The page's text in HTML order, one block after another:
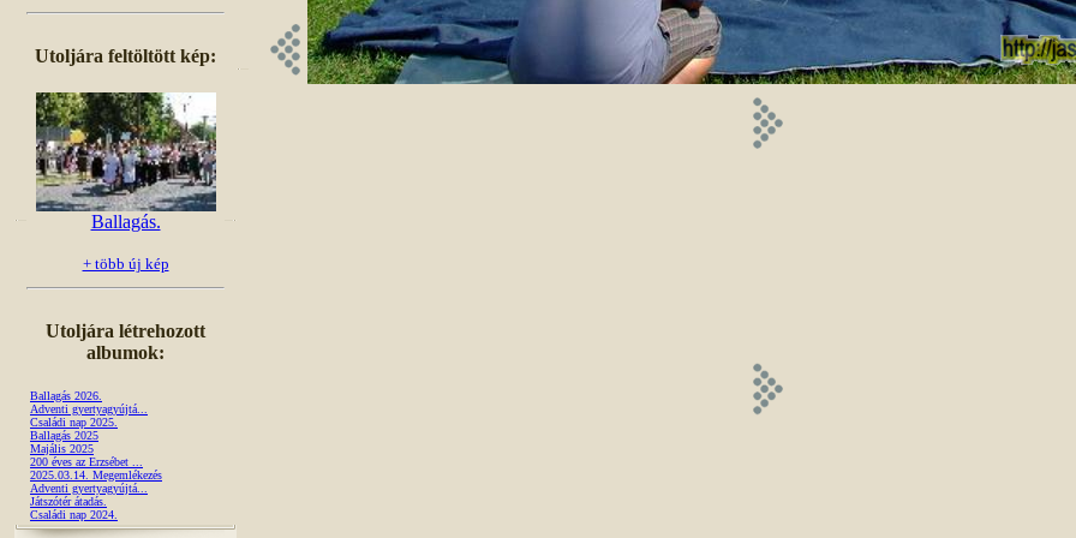
Utoljára feltöltött kép:
Ballagás.
+ több új kép
Utoljára létrehozott
albumok:
Ballagás 2026.
Adventi gyertyagyújtá...
Családi nap 2025.
Ballagás 2025
Majális 2025
200 éves az Erzsébet ...
2025.03.14. Megemlékezés
Adventi gyertyagyújtá...
Játszótér átadás.
Családi nap 2024.